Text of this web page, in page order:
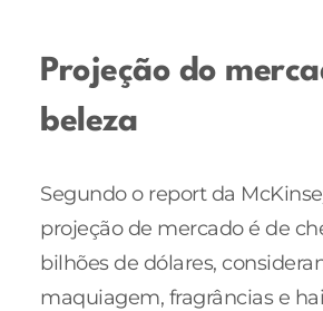
Projeção do
beleza
Segundo o report da
projeção de mercado é de
bilhões de dólares,
maquiagem, fragrâncias e